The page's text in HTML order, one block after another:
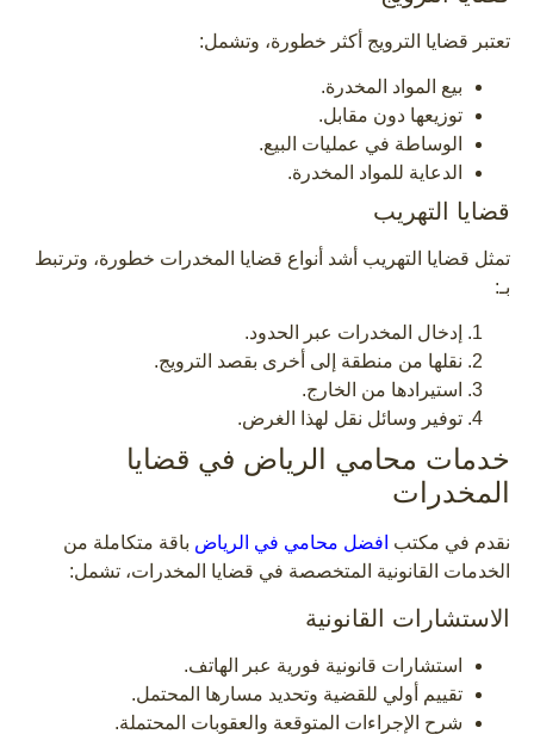
تعتبر قضايا الترويج أكثر خطورة، وتشمل:
بيع المواد المخدرة.
توزيعها دون مقابل.
الوساطة في عمليات البيع.
الدعاية للمواد المخدرة.
قضايا التهريب
تمثل قضايا التهريب أشد أنواع قضايا المخدرات خطورة، وترتبط
بـ:
إدخال المخدرات عبر الحدود.
نقلها من منطقة إلى أخرى بقصد الترويج.
استيرادها من الخارج.
توفير وسائل نقل لهذا الغرض.
خدمات محامي الرياض في قضايا
المخدرات
نقدم في مكتب افضل محامي في الرياض باقة متكاملة من
الخدمات القانونية المتخصصة في قضايا المخدرات، تشمل:
الاستشارات القانونية
استشارات قانونية فورية عبر الهاتف.
تقييم أولي للقضية وتحديد مسارها المحتمل.
شرح الإجراءات المتوقعة والعقوبات المحتملة.